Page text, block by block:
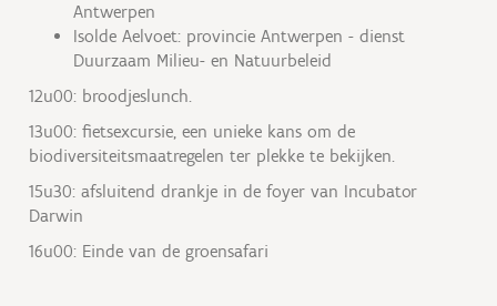
Antwerpen
Isolde Aelvoet: provincie Antwerpen - dienst
Duurzaam Milieu- en Natuurbeleid
12u00: broodjeslunch.
13u00: fietsexcursie, een unieke kans om de
biodiversiteitsmaatregelen ter plekke te bekijken.
15u30: afsluitend drankje in de foyer van Incubator
Darwin
16u00: Einde van de groensafari